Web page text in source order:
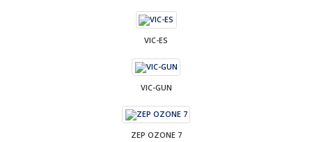
VIC-ES
VIC-GUN
ZEP OZONE 7